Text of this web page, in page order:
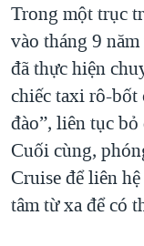
Trong một trục
vào tháng 9
đã thực hiện
chiếc taxi rô-bốt
đào”, liên tục
Cuối cùng,
Cruise để liên
tâm từ xa để có